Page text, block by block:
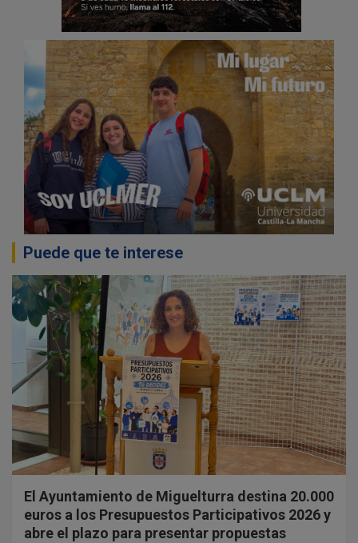
Puede que te interese
El Ayuntamiento de Miguelturra destina 20.000
euros a los Presupuestos Participativos 2026 y
abre el plazo para presentar propuestas